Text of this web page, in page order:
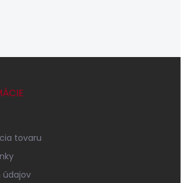
tovaru
údajov